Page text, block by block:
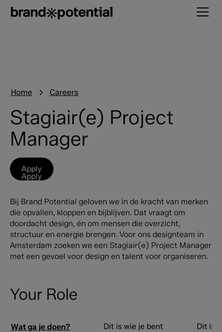
Home Careers
Stagiair(e) Project
Manager
Apply
Apply
Bij Brand Potential geloven we in de kracht van merken
die opvallen, kloppen en bijblijven. Dat vraagt om
doordacht design, én om mensen die overzicht,
structuur en energie brengen. Voor ons designteam in
Amsterdam zoeken we een Stagiair(e) Project Manager
met een gevoel voor design en talent voor organiseren.
Your Role
Wat ga je doen? Dit is wie je bent Dit is